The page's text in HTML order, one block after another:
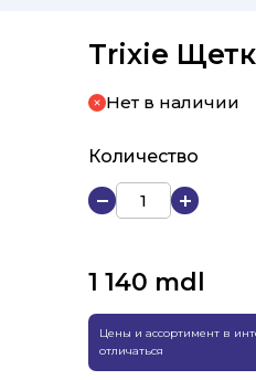
Trixie
Нет в наличии
Количество
1 140 mdl
Цены и ассортимент в
отличаться